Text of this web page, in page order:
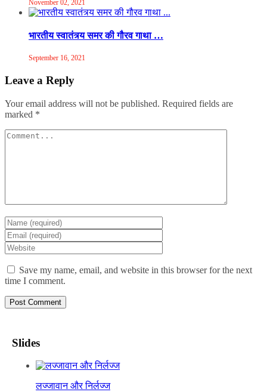
November 02, 2021
भारतीय स्वातंत्र्य समर की गौरव गाथा …
September 16, 2021
Leave a Reply
Your email address will not be published. Required fields are
marked *
Save my name, email, and website in this browser for the next
time I comment.
Slides
लज्जावान और निर्लज्ज